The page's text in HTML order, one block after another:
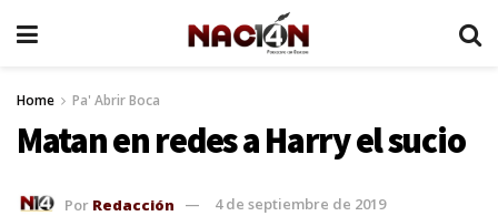
Home Pa' Abrir Boca
Matan en redes a Harry el sucio
Por Redacción 4 de septiembre de 2019